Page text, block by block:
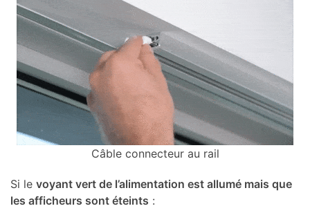
Câble connecteur au rail
Si le voyant vert de l’alimentation est allumé mais que
les afficheurs sont éteints :